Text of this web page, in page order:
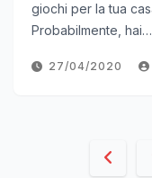
giochi per la tua
Probabilmente, hai…
27/04/2020